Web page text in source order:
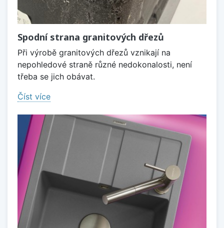
Spodní strana granitových dřezů
Při výrobě granitových dřezů vznikají na
nepohledové straně různé nedokonalosti, není
třeba se jich obávat.
Číst více